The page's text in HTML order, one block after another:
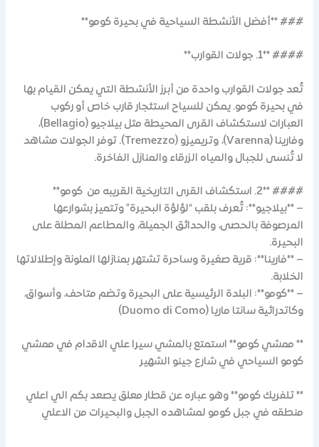
### **أفضل الأنشطة السياحية في بحيرة كومو**
#### **1. جولات القوارب**
تُعد جولات القوارب واحدة من أبرز الأنشطة التي يمكن القيام بها
في بحيرة كومو. يمكن للسياح استئجار قارب خاص أو ركوب
العبارات لاستكشاف القرى المحيطة مثل بيلاجيو (Bellagio)،
وفارينا (Varenna)، وتريميزو (Tremezzo). توفر الجولات مشاهد
لا تُنسى للجبال والمياه الزرقاء والمنازل الفاخرة.
#### **2. استكشاف القرى التاريخية القريبه من كومو**
– **بيلاجيو**: تُعرف بلقب “لؤلؤة البحيرة” وتتميز بشوارعها
المرصوفة بالحصى، والحدائق الجميلة، والمطاعم المطلة على
البحيرة.
– **فارينا**: قرية صغيرة وساحرة تشتهر بمنازلها الملونة وإطلالاتها
الخلابة.
– **كومو**: البلدة الرئيسية على البحيرة وتضم متاحف، وأسواق،
وكاتدرائية سانتا ماريا (Duomo di Como)
** ممشي كومو** استمتع بالمشي سيرا علي الاقدام في ممشي
كومو السياحي في شارع جينو الشهير
** تلفريك كومو** وهو عباره عن قطار معلق يصعد بكم الي اعلي
منطقه في جبل كومو لمشاهده الجبل والبحيرات من الاعلي